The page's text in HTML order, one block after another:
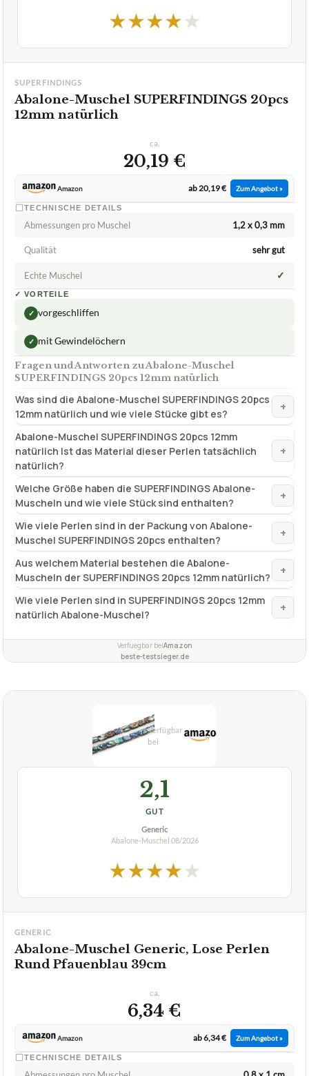
★★★★★
SUPERFINDINGS
Abalone-Muschel SUPERFINDINGS 20pcs
12mm natürlich
ca.
20,19 €
Amazon ab 20,19 € Zum Angebot »
TECHNISCHE DETAILS
Abmessungen pro Muschel 1,2 x 0,3 mm
Qualität sehr gut
Echte Muschel ✓
✓ VORTEILE
✓ vorgeschliffen
✓ mit Gewindelöchern
Fragen und Antworten zu Abalone-Muschel
SUPERFINDINGS 20pcs 12mm natürlich
Was sind die Abalone-Muschel SUPERFINDINGS 20pcs
12mm natürlich und wie viele Stücke gibt es?
+
Abalone-Muschel SUPERFINDINGS 20pcs 12mm
natürlich Ist das Material dieser Perlen tatsächlich
natürlich?
+
Welche Größe haben die SUPERFINDINGS Abalone-
Muscheln und wie viele Stück sind enthalten?
+
Wie viele Perlen sind in der Packung von Abalone-
Muschel SUPERFINDINGS 20pcs enthalten?
+
Aus welchem Material bestehen die Abalone-
Muscheln der SUPERFINDINGS 20pcs 12mm natürlich?
+
Wie viele Perlen sind in SUPERFINDINGS 20pcs 12mm
natürlich Abalone-Muschel?
+
Verfuegbar beiAmazon
beste-testsieger.de
2,1
GUT
Generic
Abalone-Muschel 08/2026
★★★★★
GENERIC
Abalone-Muschel Generic, Lose Perlen
Rund Pfauenblau 39cm
ca.
6,34 €
Amazon ab 6,34 € Zum Angebot »
TECHNISCHE DETAILS